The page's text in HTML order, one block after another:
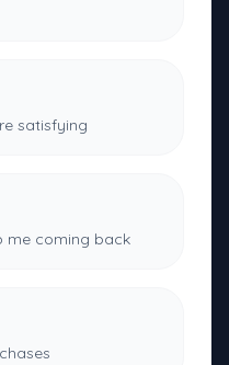
satisfying
me coming back